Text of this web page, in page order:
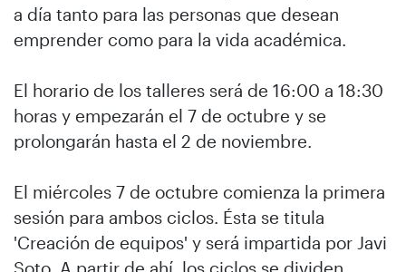
a día tanto para las personas que desean
emprender como para la vida académica.
El horario de los talleres será de 16:00 a 18:30
horas y empezarán el 7 de octubre y se
prolongarán hasta el 2 de noviembre.
El miércoles 7 de octubre comienza la primera
sesión para ambos ciclos. Ésta se titula
'Creación de equipos' y será impartida por Javi